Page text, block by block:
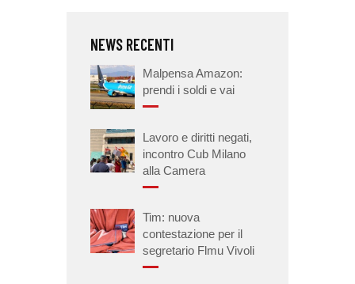
NEWS RECENTI
Malpensa Amazon:
prendi i soldi e vai
Lavoro e diritti negati,
incontro Cub Milano
alla Camera
Tim: nuova
contestazione per il
segretario Flmu Vivoli